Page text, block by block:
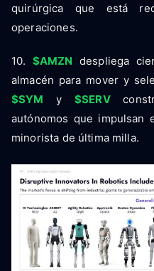
quirúrgica que está
operaciones.
10. $AMZN despliega
almacén para mover y
$SYM y $SERV
autónomos que impulsan
minorista de última milla.